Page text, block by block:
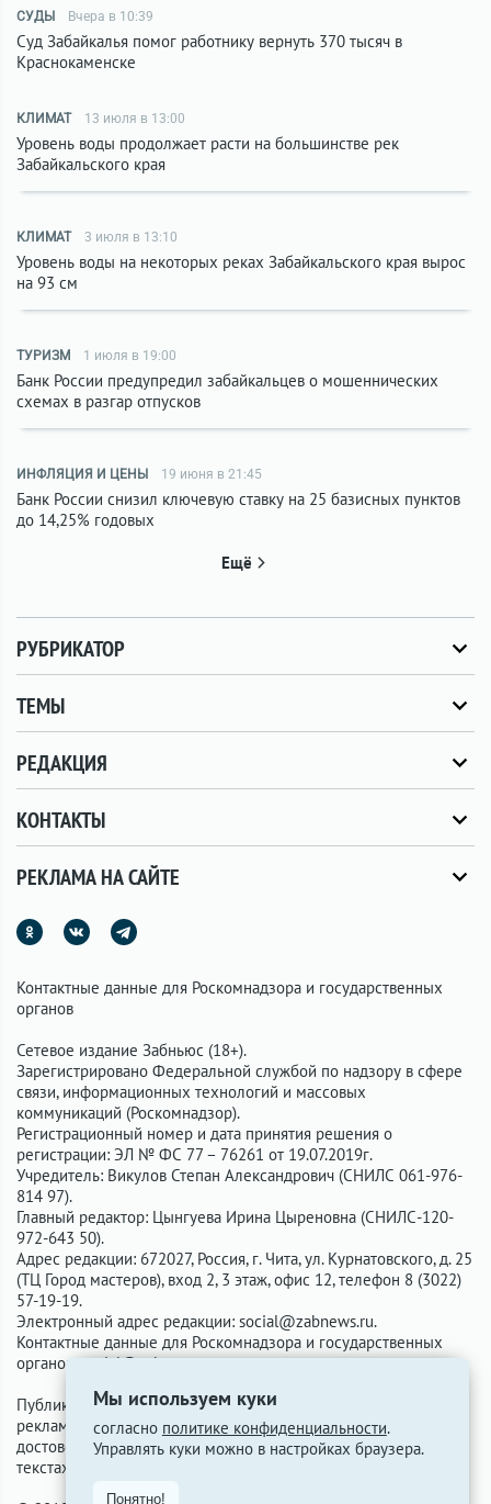
Мы используем куки
согласно политике конфиденциальности.
Управлять куки можно в настройках браузера.
Понятно!
СУДЫ Вчера в 10:39
Суд Забайкалья помог работнику вернуть 370 тысяч в
Краснокаменске
КЛИМАТ 13 июля в 13:00
Уровень воды продолжает расти на большинстве рек
Забайкальского края
КЛИМАТ 3 июля в 13:10
Уровень воды на некоторых реках Забайкальского края вырос
на 93 см
ТУРИЗМ 1 июля в 19:00
Банк России предупредил забайкальцев о мошеннических
схемах в разгар отпусков
ИНФЛЯЦИЯ И ЦЕНЫ 19 июня в 21:45
Банк России снизил ключевую ставку на 25 базисных пунктов
до 14,25% годовых
Ещё
РУБРИКАТОР
ТЕМЫ
РЕДАКЦИЯ
КОНТАКТЫ
РЕКЛАМА НА САЙТЕ
Контактные данные для Роскомнадзора и государственных
органов
Сетевое издание Забньюс (18+).
Зарегистрировано Федеральной службой по надзору в сфере
связи, информационных технологий и массовых
коммуникаций (Роскомнадзор).
Регистрационный номер и дата принятия решения о
регистрации: ЭЛ № ФС 77 – 76261 от 19.07.2019г.
Учредитель: Викулов Степан Александрович (СНИЛС 061-976-
814 97).
Главный редактор: Цынгуева Ирина Цыреновна (СНИЛС-120-
972-643 50).
Адрес редакции: 672027, Россия, г. Чита, ул. Курнатовского, д. 25
(ТЦ Город мастеров), вход 2, 3 этаж, офис 12, телефон 8 (3022)
57-19-19.
Электронный адрес редакции: social@zabnews.ru.
Контактные данные для Роскомнадзора и государственных
органов:
social@zabnews.ru.
Публикации с пометками «Реклама», «Выборы» оплачены
рекламодателем. Редакция сайта не несёт ответственности за
достоверность информации, содержащейся в рекламных
текстах.